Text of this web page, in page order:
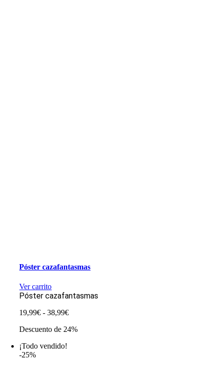
Póster cazafantasmas
Ver carrito
Póster cazafantasmas
19,99€ - 38,99€Rango
precios:
Descuento de 24%
¡Todo vendido!
-25%